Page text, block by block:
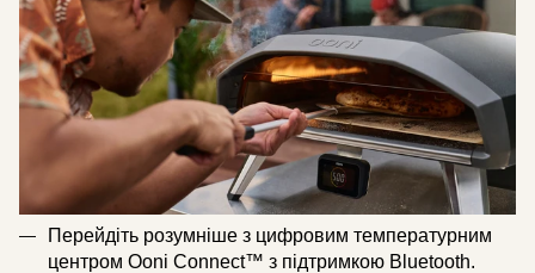
Перейдіть розумніше з цифровим температурним
центром Ooni Connect™ з підтримкою Bluetooth.